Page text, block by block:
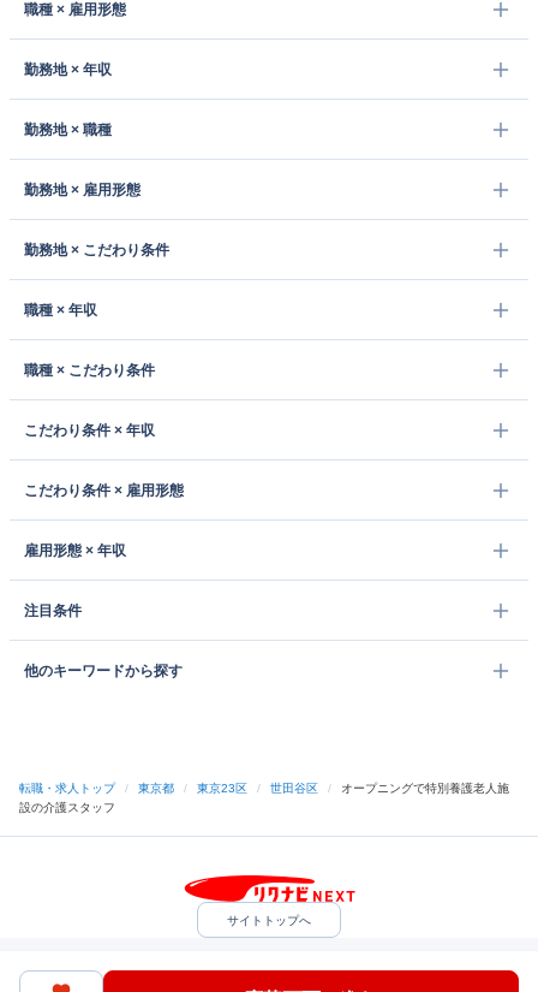
職種 × 雇用形態
勤務地 × 年収
勤務地 × 職種
勤務地 × 雇用形態
勤務地 × こだわり条件
職種 × 年収
職種 × こだわり条件
こだわり条件 × 年収
こだわり条件 × 雇用形態
雇用形態 × 年収
注目条件
他のキーワードから探す
転職・求人トップ / 東京都 / 東京23区 / 世田谷区 /
オープニングで特別養護老人施
設の介護スタッフ
サイトトップへ
中途採用をご検討の企業様